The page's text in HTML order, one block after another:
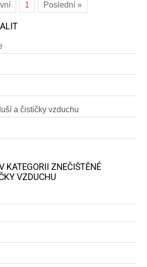
1 Poslední »
a čističky vzduchu
KATEGORII ZNEČIŠTĚNÉ
VZDUCHU